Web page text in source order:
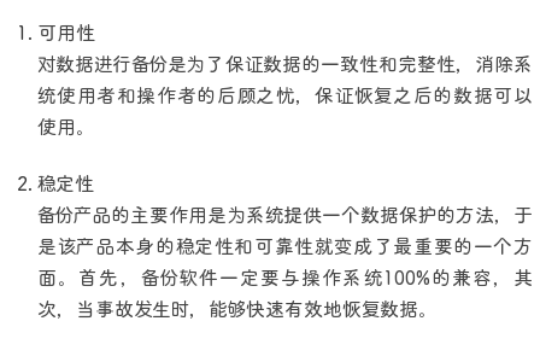
可用性
对数据进行备份是为了保证数据的一致性和完整性，消除系
统使用者和操作者的后顾之忧，保证恢复之后的数据可以
使用。
稳定性
备份产品的主要作用是为系统提供一个数据保护的方法，于
是该产品本身的稳定性和可靠性就变成了最重要的一个方
面。首先，备份软件一定要与操作系统100%的兼容，其
次，当事故发生时，能够快速有效地恢复数据。